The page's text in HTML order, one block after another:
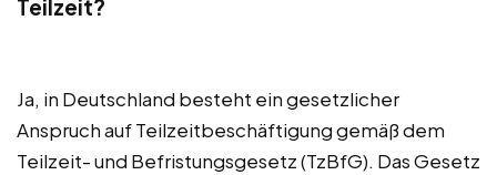
Teilzeit?
Ja, in Deutschland besteht ein gesetzlicher
Anspruch auf Teilzeitbeschäftigung gemäß dem
Teilzeit- und Befristungsgesetz (TzBfG). Das Gesetz